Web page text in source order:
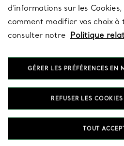
SUIVEZ-NOUS
T&Co.
d’informations sur les
comment modifier vos choix à
consulter notre Politique
GÉRER LES PRÉFÉRENCES EN
REFUSER LES
TOUT